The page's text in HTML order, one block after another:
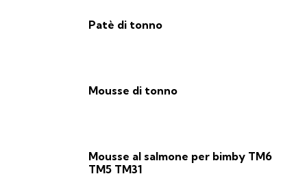
Patè di tonno
Mousse di tonno
Mousse al salmone per bimby TM6
TM5 TM31